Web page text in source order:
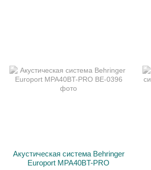
Акустическая система Behringer
Europort MPA40BT-PRO